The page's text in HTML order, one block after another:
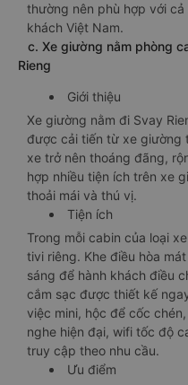
thường nên phù hợp với
khách Việt Nam.
c. Xe giường nằm phòng
Rieng
Giới thiệu
Xe giường nằm đi Svay
được cải tiến từ xe giường
xe trở nên thoáng đãng,
hợp nhiều tiện ích trên xe
thoải mái và thú vị.
Tiện ích
Trong mỗi cabin của loại
tivi riêng. Khe điều hòa
sáng để hành khách điều
cắm sạc được thiết kế
việc mini, hộc để cốc
nghe hiện đại, wifi tốc độ
truy cập theo nhu cầu.
Ưu điểm